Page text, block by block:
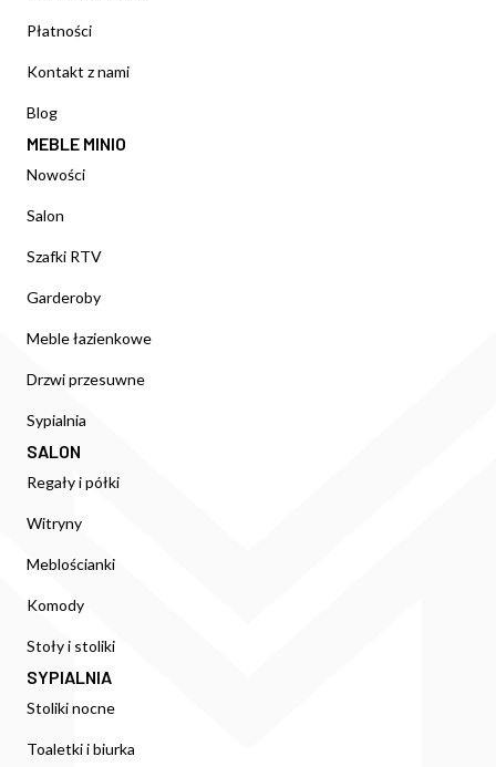
Płatności
Kontakt z nami
Blog
MEBLE MINIO
Nowości
Salon
Szafki RTV
Garderoby
Meble łazienkowe
Drzwi przesuwne
Sypialnia
SALON
Regały i półki
Witryny
Meblościanki
Komody
Stoły i stoliki
SYPIALNIA
Stoliki nocne
Toaletki i biurka